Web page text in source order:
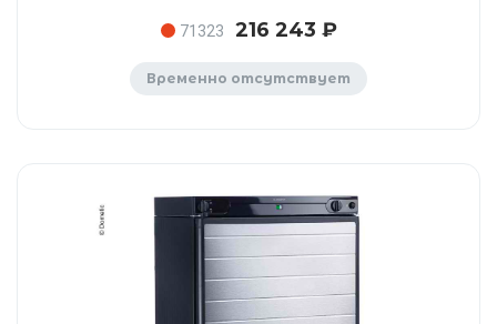
71323 216 243 ₽
Временно отсутствует